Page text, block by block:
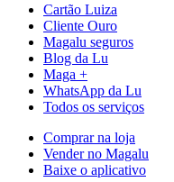
Cartão Luiza
Cliente Ouro
Magalu seguros
Blog da Lu
Maga +
WhatsApp da Lu
Todos os serviços
Comprar na loja
Vender no Magalu
Baixe o aplicativo